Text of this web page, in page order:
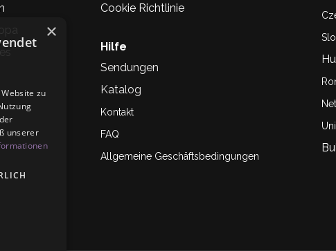
Cookie Richtlinie
Hilfe
Sendungen
Katalog
Kontakt
FAQ
Allgemeine Geschäftsbedingungen
×
zu
unserer